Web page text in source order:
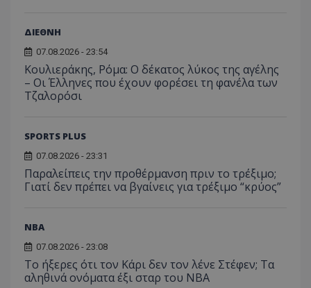
ΔΙΕΘΝΗ
07.08.2026 - 23:54
Κουλιεράκης, Ρόμα: Ο δέκατος λύκος της αγέλης
– Οι Έλληνες που έχουν φορέσει τη φανέλα των
Τζαλορόσι
SPORTS PLUS
07.08.2026 - 23:31
Παραλείπεις την προθέρμανση πριν το τρέξιμο;
Γιατί δεν πρέπει να βγαίνεις για τρέξιμο “κρύος”
NBA
07.08.2026 - 23:08
Το ήξερες ότι τον Κάρι δεν τον λένε Στέφεν; Τα
αληθινά ονόματα έξι σταρ του NBA